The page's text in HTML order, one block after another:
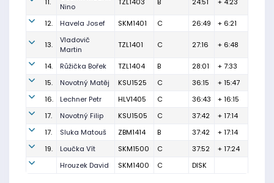
Nino
12. Havela Josef SKM1401 C 26:49 + 6:21
13.
Vladovič
Martin
TZL1401 C 27:16 + 6:48
14. Růžička Bořek TZL1404 B 28:01
+ 7:33
15.
Novotný Matěj KSU1525 C 36:15
+ 15:47
16.
Lechner Petr HLV1405 C 36:43
+ 16:15
17.
Novotný Filip KSU1505 C 37:42
+ 17:14
17.
Sluka Matouš ZBM1414 B 37:42
+ 17:14
19.
Loučka Vít SKM1500 C 37:52
+ 17:24
Hrouzek David
SKM1400 C DISK